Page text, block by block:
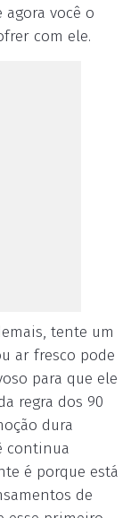
você o
com ele.
tente um
ar fresco pode
para que ele
regra dos 90
dura
continua
é porque está
de